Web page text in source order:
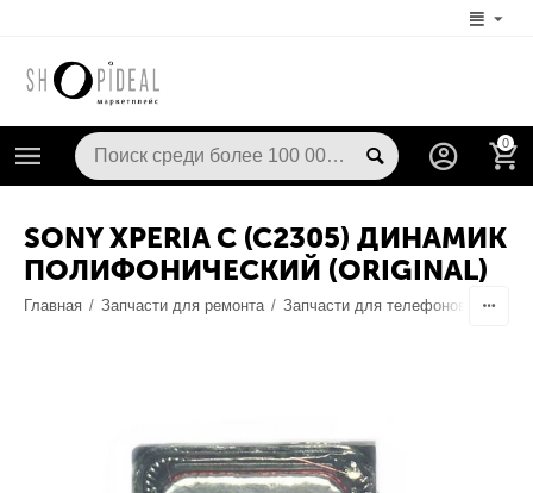
0
SONY XPERIA C (C2305) ДИНАМИК
ПОЛИФОНИЧЕСКИЙ (ORIGINAL)
Главная / Запчасти для ремонта / Запчасти для телефонов